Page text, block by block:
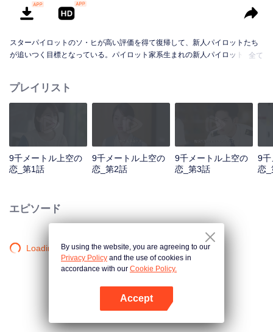
スターパイロットのソ・ヒが高い評価を得て復帰して、新人パイロットたち
が追いつく目標となっている。パイロット家系生まれの新人パイロットであ
でいつも頑張っているテイ・テイも彼を敬遠している。テイ・テイの "偽りの
顔 "の理由を知ったリン・ジョは、救出計画を開始する。 不幸にも計画は成
決するためにサポートし合っている。新しいパイロット学員が届いて、面目
を一新するテイ・テイが再びリン・ジョの世界に現れた。再会した時、テ
イ・テイは率先して行動し、リン・ジョも愛と正面から向き合うことを選択
全て
プレイリスト
9千メートル上空の
恋_第1話
9千メートル上空の
恋_第2話
9千メートル上空の
恋_第3話
9千
恋_
エピソード
Loading…By using the website, you are agreeing to our
Privacy Policy and the use of cookies in
accordance with our Cookie Policy.
Accept